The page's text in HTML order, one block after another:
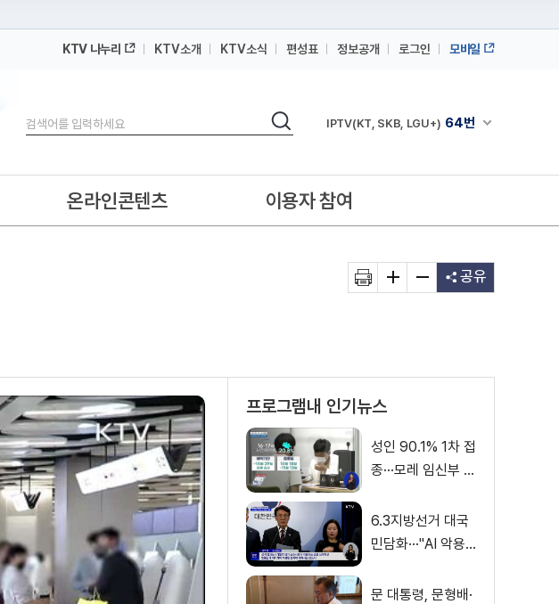
KTV 나누리 KTV소개 KTV소식 편성표 정보공개 로그인 모바일
검색
검색 채널안내 펼쳐
IPTV(KT, SKB, LGU+) 64번
IPTV(KT, SKB, LGU+)
온라인콘텐츠 이용자 참여
공유
프로그램내 인기뉴스
성인 90.1% 1차 접
종···모레 임신부 사
6.3지방선거 대국
민담화···"AI 악용
문 대통령, 문형배·